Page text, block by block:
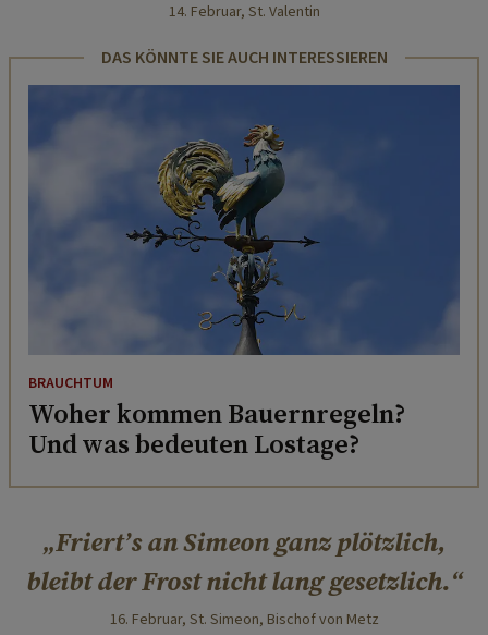
14. Februar, St. Valentin
DAS KÖNNTE SIE AUCH INTERESSIEREN
BRAUCHTUM
Woher kommen Bauernregeln?
Und was bedeuten Lostage?
Friert’s an Simeon ganz plötzlich,
bleibt der Frost nicht lang gesetzlich.
16. Februar, St. Simeon, Bischof von Metz